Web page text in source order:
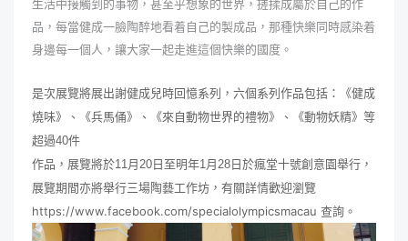
生活中接觸到的事物，甚至乎想象的世界，搓揉成屬於自己的作
品，每當健成一臉陶醉地看着自己的製成品，那種快樂同時感染着
身邊每一個人，讓大家一起走進這個快樂的國度。
是次展覽將展出謝健成兒時回憶系列 ， 六個系列作品包括：《健成
燒味》、《兵馬俑》、《來自動物世界的禮物》、《動物妖精》等
超過40件
作品，展覽將於11月 20 日至明年1月 28 日於瘋堂十號創意園舉行，
展覽期間亦將舉行三場陶藝工作坊，有關詳情歡迎瀏覽
https://www.facebook.com/specialolympicsmacau 查詢。